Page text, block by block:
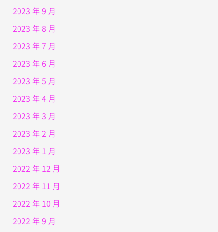
2023 年 9 月
2023 年 8 月
2023 年 7 月
2023 年 6 月
2023 年 5 月
2023 年 4 月
2023 年 3 月
2023 年 2 月
2023 年 1 月
2022 年 12 月
2022 年 11 月
2022 年 10 月
2022 年 9 月